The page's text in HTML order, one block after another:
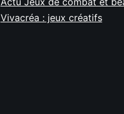
Vivacréa : jeux créatifs